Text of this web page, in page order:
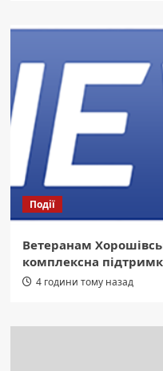
Події
Ветеранам
комплексна
4 години тому назад